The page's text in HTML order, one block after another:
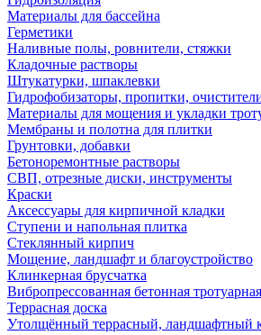
Материалы для бассейна
Герметики
Наливные полы, ровнители, стяжки
Кладочные растворы
Штукатурки, шпаклевки
Гидрофобизаторы, пропитки,
Материалы для мощения и укладки
Мембраны и полотна для плитки
Грунтовки, добавки
Бетоноремонтные растворы
СВП, отрезные диски, инструменты
Краски
Аксессуары для кирпичной кладки
Ступени и напольная плитка
Cтеклянный кирпич
Мощение, ландшафт и благоустройство
Клинкерная брусчатка
Вибропрессованная бетонная
Террасная доска
Утолщённый террасный, ландшафтный